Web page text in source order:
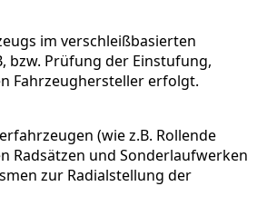
im verschleißbasierten
bzw. Prüfung der Einstufung,
Fahrzeughersteller erfolgt.
(wie z.B. Rollende
Radsätzen und Sonderlaufwerken
zur Radialstellung der